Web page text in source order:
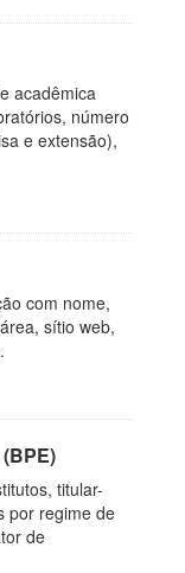
acadêmica
número
e extensão),
com nome,
sítio web,
titular-
por regime de
de